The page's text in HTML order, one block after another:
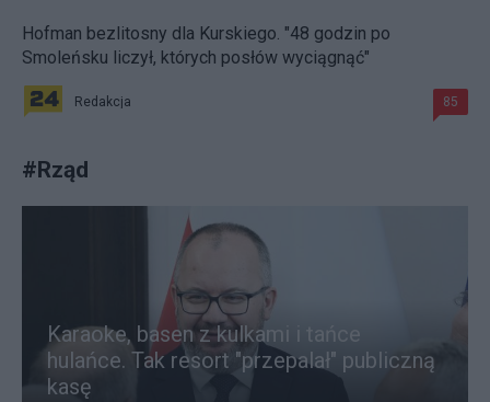
Hofman bezlitosny dla Kurskiego. "48 godzin po
Smoleńsku liczył, których posłów wyciągnąć"
Redakcja 85
#Rząd
Karaoke, basen z kulkami i tańce
hulańce. Tak resort "przepalał" publiczną
kasę